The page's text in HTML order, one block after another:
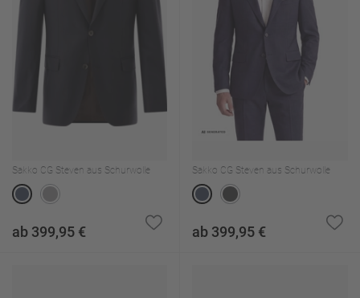
Sakko CG Steven aus Schurwolle
ab 399,95 €
Sakko CG Steven aus Schurwolle
ab 399,95 €